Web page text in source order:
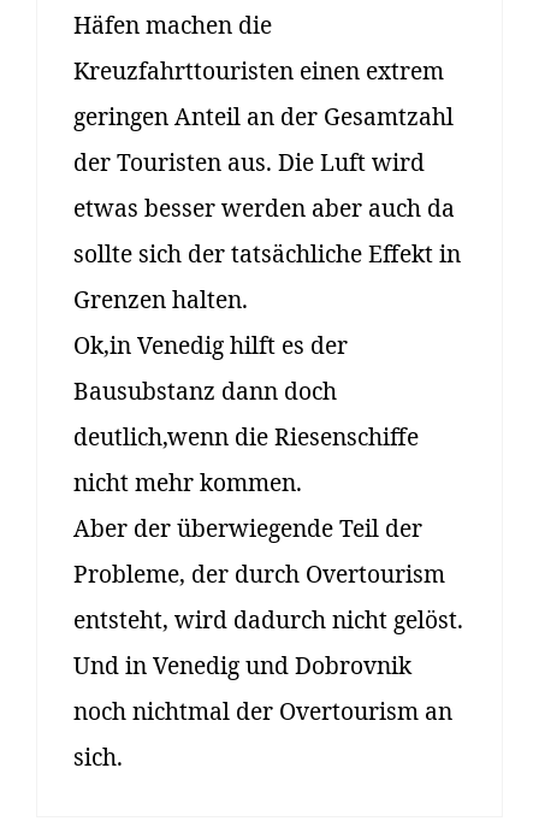
Häfen machen die
Kreuzfahrttouristen einen extrem
geringen Anteil an der Gesamtzahl
der Touristen aus. Die Luft wird
etwas besser werden aber auch da
sollte sich der tatsächliche Effekt in
Grenzen halten.
Ok,in Venedig hilft es der
Bausubstanz dann doch
deutlich,wenn die Riesenschiffe
nicht mehr kommen.
Aber der überwiegende Teil der
Probleme, der durch Overtourism
entsteht, wird dadurch nicht gelöst.
Und in Venedig und Dobrovnik
noch nichtmal der Overtourism an
sich.